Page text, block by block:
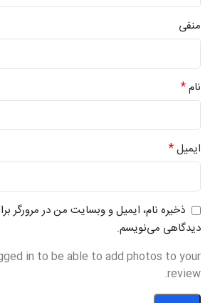
منفی
نام*
ایمیل*
ذخیره نام، ایمیل و وبسایت من در مرورگر
دیدگاهی می‌نویسم.
in to be able to add photos to your
review.